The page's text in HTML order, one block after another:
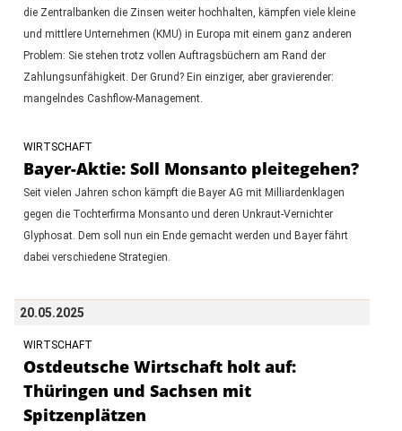
die Zentralbanken die Zinsen weiter hochhalten, kämpfen viele kleine
und mittlere Unternehmen (KMU) in Europa mit einem ganz anderen
Problem: Sie stehen trotz vollen Auftragsbüchern am Rand der
Zahlungsunfähigkeit. Der Grund? Ein einziger, aber gravierender:
mangelndes Cashflow-Management.
WIRTSCHAFT
Bayer-Aktie: Soll Monsanto pleitegehen?
Seit vielen Jahren schon kämpft die Bayer AG mit Milliardenklagen
gegen die Tochterfirma Monsanto und deren Unkraut-Vernichter
Glyphosat. Dem soll nun ein Ende gemacht werden und Bayer fährt
dabei verschiedene Strategien.
20.05.2025
WIRTSCHAFT
Ostdeutsche Wirtschaft holt auf:
Thüringen und Sachsen mit
Spitzenplätzen